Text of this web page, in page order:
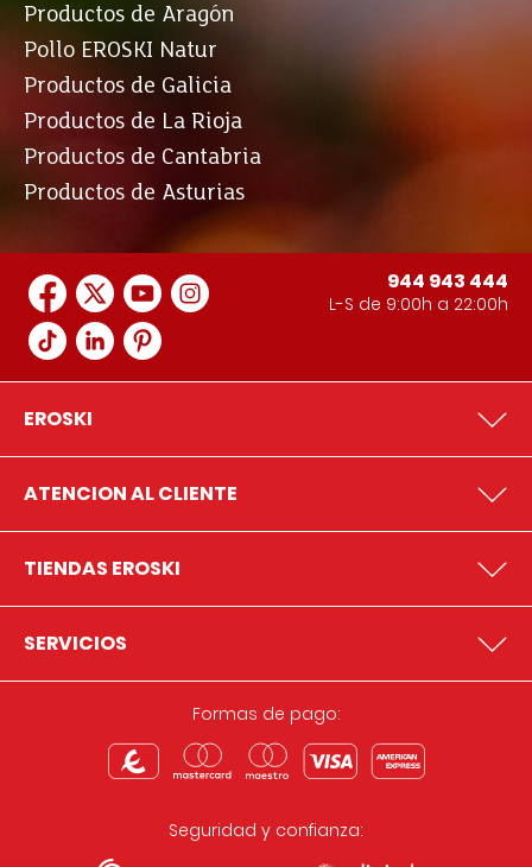
Productos de Aragón
Pollo EROSKI Natur
Productos de Galicia
Productos de La Rioja
Productos de Cantabria
Productos de Asturias
944 943 444
L-S de 9:00h a 22:00h
EROSKI
ATENCION AL CLIENTE
TIENDAS EROSKI
SERVICIOS
Formas de pago:
Seguridad y confianza: